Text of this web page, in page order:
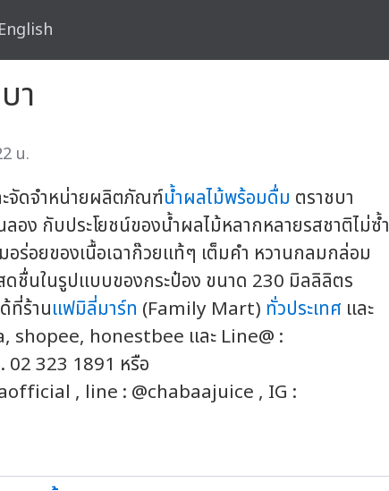
English
า
น.
ดจำหน่ายผลิตภัณฑ์น้ำผลไม้พร้อมดื่ม ตราชบา
อง กับประโยชน์ของน้ำผลไม้หลากหลายรสชาติไม่ซ้ำ
อร่อยของเนื้อเฉาก๊วยแท้ๆ เต็มคำ หวานกลมกล่อม
ชื่นในรูปแบบของกระป๋อง ขนาด 230 มิลลิลิตร
ที่ร้านแฟมิลี่มาร์ท (Family Mart) ทั่วประเทศ และ
shopee, honestbee และ Line@ :
02 323 1891 หรือ
, line : @chabaajuice , IG :